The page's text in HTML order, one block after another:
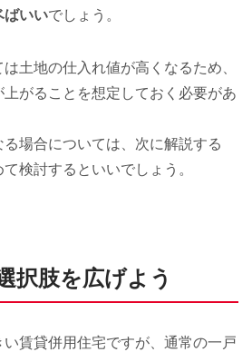
ばいいでしょう。
土地の仕入れ値が高くなるため、
がることを想定しておく必要があ
場合については、次に解説する
て検討するといいでしょう。
択肢を広げよう
賃貸併用住宅ですが、通常の一戸